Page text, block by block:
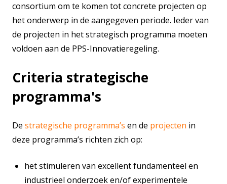
consortium om te komen tot concrete projecten op
het onderwerp in de aangegeven periode. Ieder van
de projecten in het strategisch programma moeten
voldoen aan de PPS-Innovatieregeling.
Criteria strategische
programma's
De strategische programma’s en de projecten in
deze programma’s richten zich op:
het stimuleren van excellent fundamenteel en
industrieel onderzoek en/of experimentele